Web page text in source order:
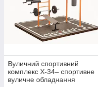
Вуличний спортивний
комплекс Х-34– спортивне
вуличне обладнання